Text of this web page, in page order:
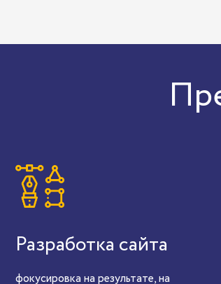
Разработка сайта
фокусировка на результате, на